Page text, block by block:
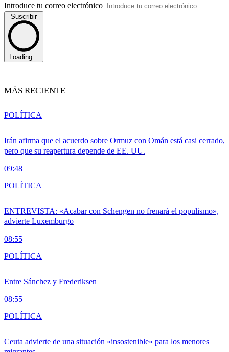
Introduce tu correo electrónico
Suscribir
Loading...
MÁS RECIENTE
Irán afirma que el acuerdo sobre Ormuz con Omán está casi cerrado,
pero que su reapertura depende de EE. UU.
09:48
POLÍTICA
ENTREVISTA: «Acabar con Schengen no frenará el populismo»,
advierte Luxemburgo
08:55
POLÍTICA
Entre Sánchez y Frederiksen
08:55
POLÍTICA
Ceuta advierte de una situación «insostenible» para los menores
POLÍTICA